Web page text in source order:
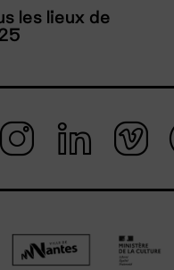
les lieux de